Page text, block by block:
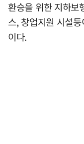
환승을 위한 지하보
스, 창업지원 시설
이다.